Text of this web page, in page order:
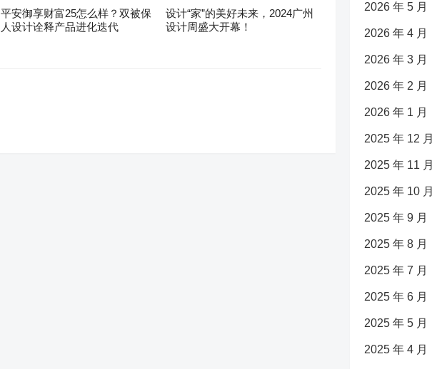
平安御享财富25怎么样？双被保
人设计诠释产品进化迭代
设计“家”的美好未来，2024广州
设计周盛大开幕！
2026 年 5 月
2026 年 4 月
2026 年 3 月
2026 年 2 月
2026 年 1 月
2025 年 12 月
2025 年 11 月
2025 年 10 月
2025 年 9 月
2025 年 8 月
2025 年 7 月
2025 年 6 月
2025 年 5 月
2025 年 4 月